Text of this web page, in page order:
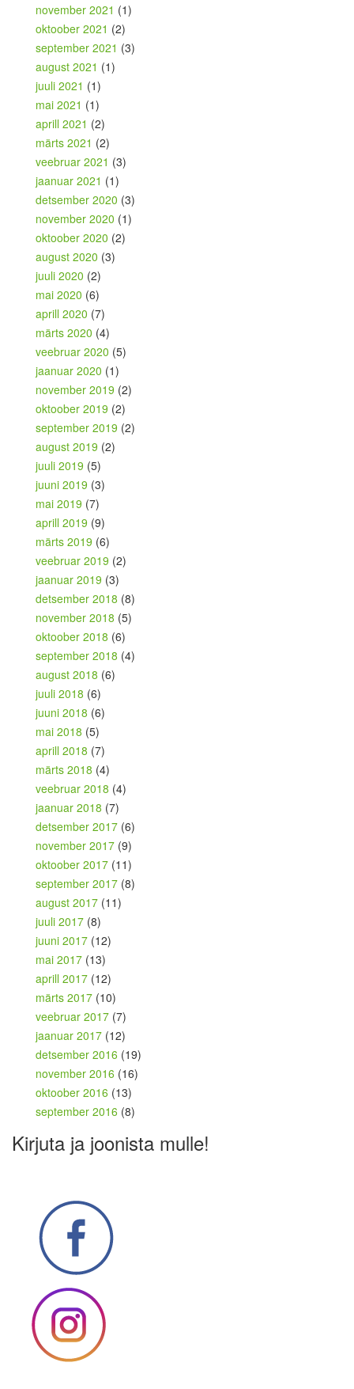
november 2021 (1)
oktoober 2021 (2)
september 2021 (3)
august 2021 (1)
juuli 2021 (1)
mai 2021 (1)
aprill 2021 (2)
märts 2021 (2)
veebruar 2021 (3)
jaanuar 2021 (1)
detsember 2020 (3)
november 2020 (1)
oktoober 2020 (2)
august 2020 (3)
juuli 2020 (2)
mai 2020 (6)
aprill 2020 (7)
märts 2020 (4)
veebruar 2020 (5)
jaanuar 2020 (1)
november 2019 (2)
oktoober 2019 (2)
september 2019 (2)
august 2019 (2)
juuli 2019 (5)
juuni 2019 (3)
mai 2019 (7)
aprill 2019 (9)
märts 2019 (6)
veebruar 2019 (2)
jaanuar 2019 (3)
detsember 2018 (8)
november 2018 (5)
oktoober 2018 (6)
september 2018 (4)
august 2018 (6)
juuli 2018 (6)
juuni 2018 (6)
mai 2018 (5)
aprill 2018 (7)
märts 2018 (4)
veebruar 2018 (4)
jaanuar 2018 (7)
detsember 2017 (6)
november 2017 (9)
oktoober 2017 (11)
september 2017 (8)
august 2017 (11)
juuli 2017 (8)
juuni 2017 (12)
mai 2017 (13)
aprill 2017 (12)
märts 2017 (10)
veebruar 2017 (7)
jaanuar 2017 (12)
detsember 2016 (19)
november 2016 (16)
oktoober 2016 (13)
september 2016 (8)
Kirjuta ja joonista mulle!